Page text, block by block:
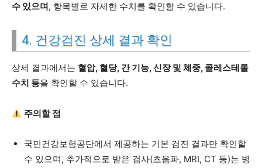
수 있으며, 항목별로 자세한 수치를 확인할 수 있습니다.
4. 건강검진 상세 결과 확인
상세 결과에서는 혈압, 혈당, 간 기능, 신장 및 체중, 콜레스테롤
수치 등을 확인할 수 있습니다.
주의할 점
국민건강보험공단에서 제공하는 기본 검진 결과만 확인할
수 있으며, 추가적으로 받은 검사(초음파, MRI, CT 등)는 병